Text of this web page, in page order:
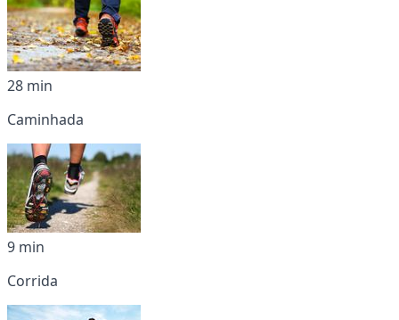
28 min
Caminhada
9 min
Corrida